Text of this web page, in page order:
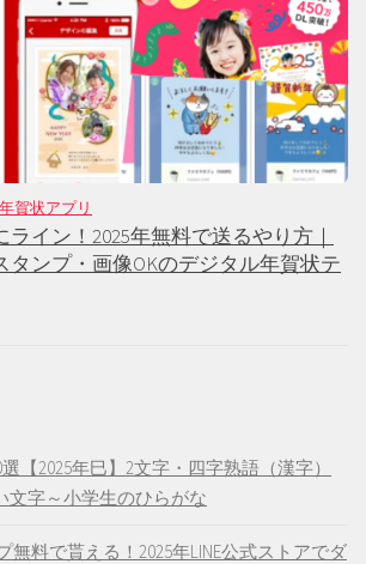
年賀状アプリ
イン！2025年無料で送るやり方｜
タンプ・画像OKのデジタル年賀状テ
【2025年巳】2文字・四字熟語（漢字）
文字～小学生のひらがな
無料で貰える！2025年LINE公式ストアでダ